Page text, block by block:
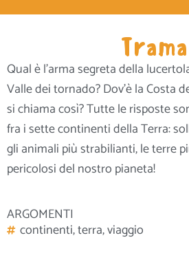
Trama
Qual è l’arma segreta della
Valle dei tornado? Dov’è la Costa
si chiama così? Tutte le risposte
fra i sette continenti della Terra:
gli animali più strabilianti, le terre
pericolosi del nostro pianeta!
ARGOMENTI
continenti,terra,viaggio